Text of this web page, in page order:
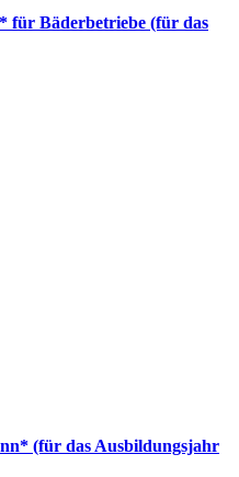
für Bäderbetriebe (für das
(für das Ausbildungsjahr